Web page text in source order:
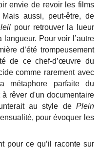
envie de revoir les films
aussi, peut-être, de
pour retrouver la lueur
Pour voir l’autre
d’été trompeusement
de ce chef-d’œuvre du
comme rarement avec
métaphore parfaite du
rêver d'un documentaire
au style de Plein
pour évoquer les
pour ce qu’il raconte sur